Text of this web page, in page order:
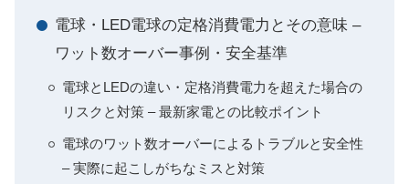
電球・LED電球の定格消費電力とその意味 –
ワット数オーバー事例・安全基準
電球とLEDの違い・定格消費電力を超えた場合の
リスクと対策 – 最新家電との比較ポイント
電球のワット数オーバーによるトラブルと安全性
– 実際に起こしがちなミスと対策